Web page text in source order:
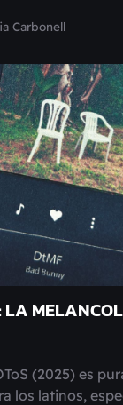
Carbonell
LA
(2025) es
los latinos,